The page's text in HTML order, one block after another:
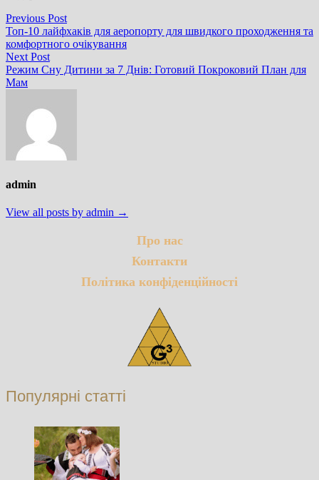
Навігація
записів
Previous PostPrevious
post:
Топ‑10 лайфхаків для аеропорту для швидкого проходження та
комфортного очікування
Next PostNext
post:
Режим Сну Дитини за 7 Днів: Готовий Покроковий План для
Мам
admin
View all posts by admin →
Про нас
Контакти
Політика конфіденційності
Популярні статті